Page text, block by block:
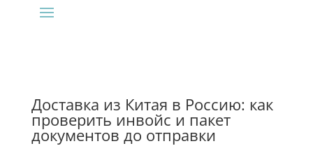
Доставка из Китая в Россию: как
проверить инвойс и пакет
документов до отправки